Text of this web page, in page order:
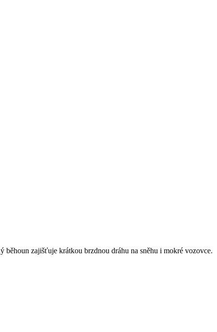
zajišťuje krátkou brzdnou dráhu na sněhu i mokré vozovce.